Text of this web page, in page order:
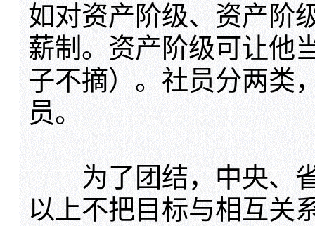
如对资产阶级、资产阶
薪制。资产阶级可让他
子不摘）。社员分两类
员。
为了团结，中央、省
以上不把目标与相互关